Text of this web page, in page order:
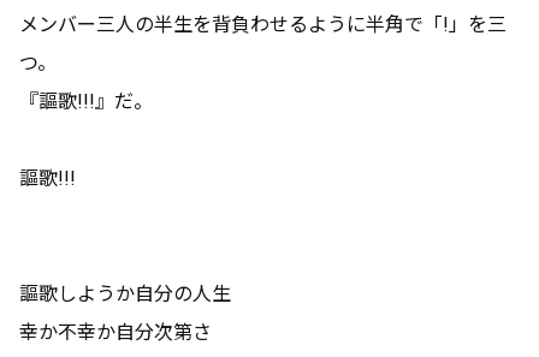
メンバー三人の半生を背負わせるように半角で「!」を三
つ。
『謳歌!!!』だ。
謳歌!!!
謳歌しようか自分の人生
幸か不幸か自分次第さ